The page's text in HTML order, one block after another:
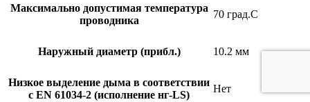
Максимально допустимая температура
проводника
70 град.C
Наружный диаметр (прибл.) 10.2 мм
Низкое выделение дыма в соответствии
с EN 61034-2 (исполнение нг-LS)
Нет